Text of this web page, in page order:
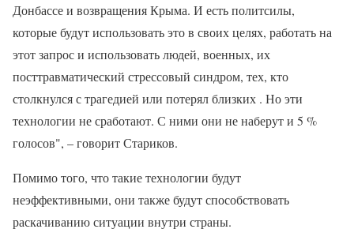
Донбассе и возвращения Крыма. И есть политсилы,
которые будут использовать это в своих целях, работать на
этот запрос и использовать людей, военных, их
посттравматический стрессовый синдром, тех, кто
столкнулся с трагедией или потерял близких . Но эти
технологии не сработают. С ними они не наберут и 5 %
голосов", – говорит Стариков.
Помимо того, что такие технологии будут
неэффективными, они также будут способствовать
раскачиванию ситуации внутри страны.